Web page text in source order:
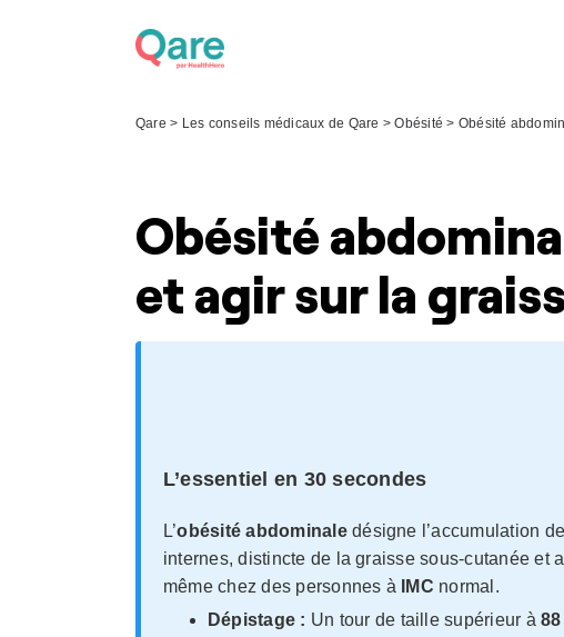
Qare > Les conseils médicaux de Qare >Obésité > Obésité
Obésité
et agir sur la
L’essentiel en 30 secondes
L’obésité abdominaledésigne l’accumulation
internes, distincte de la graisse sous-cutanée et
même chez des personnes à
IMC normal.
Dépistage : Un tour de taille supérieur à